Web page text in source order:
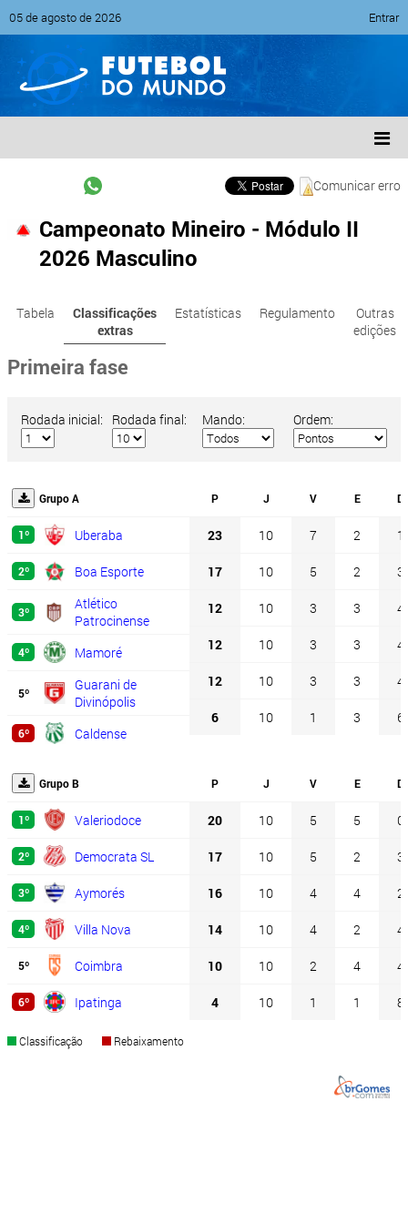
05 de agosto de 2026 Entrar
Comunicar erro
Campeonato Mineiro - Módulo II
2026 Masculino
Tabela
Classificações
extras
Estatísticas Regulamento
Outras
edições
Primeira fase
Rodada inicial: Rodada final: Mando: Ordem:
Grupo A
1º Uberaba
2º Boa Esporte
3º
Atlético
Patrocinense
4º Mamoré
5º
Guarani de
Divinópolis
6º Caldense
P J V E D
23 10 7 2 1
17 10 5 2 3
12 10 3 3 4
12 10 3 3 4
12 10 3 3 4
6 10 1 3 6
Grupo B
1º Valeriodoce
2º Democrata SL
3º Aymorés
4º Villa Nova
5º Coimbra
6º Ipatinga
P J V E D
20 10 5 5 0
17 10 5 2 3
16 10 4 4 2
14 10 4 2 4
10 10 2 4 4
4 10 1 1 8
Classificação Rebaixamento